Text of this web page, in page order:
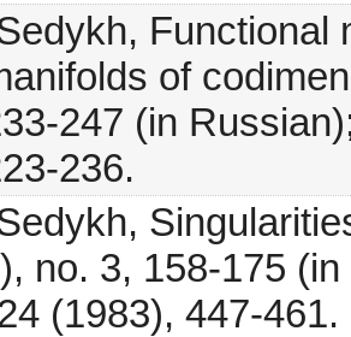
of
247 (in
236.
no. 3, 158-175
(1983), 447-461.